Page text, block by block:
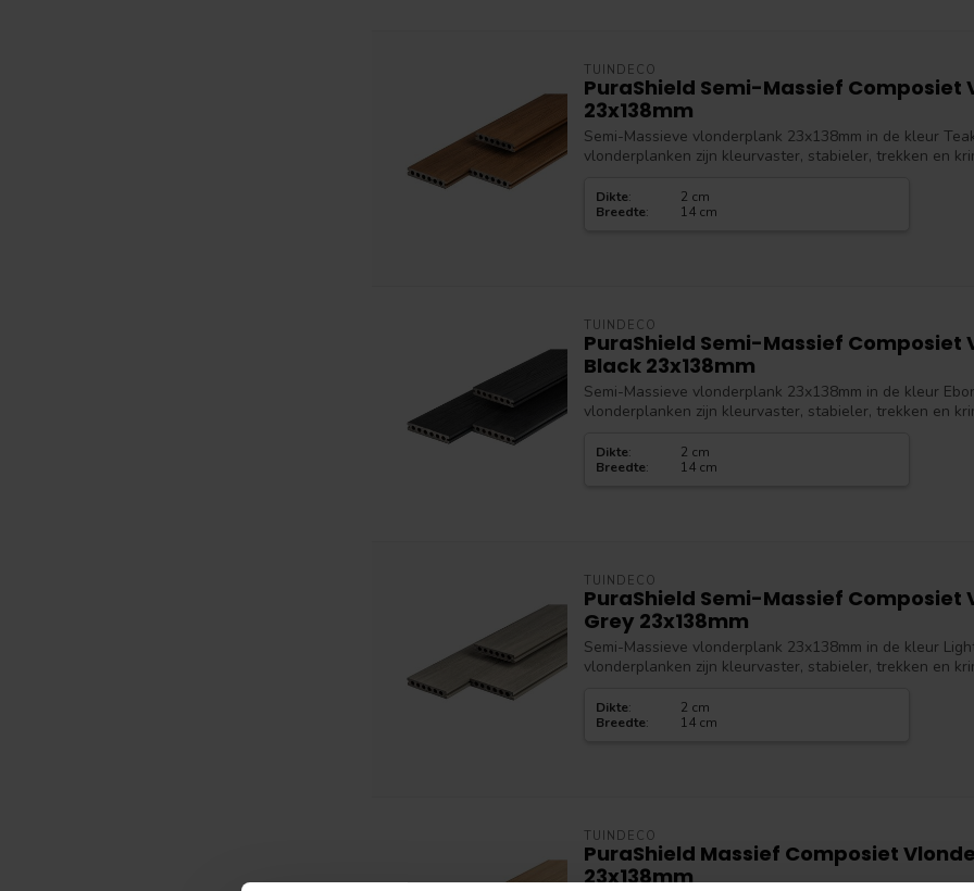
TUINDECO
PuraShield Semi-Massief Composiet
23x138mm
Semi-Massieve vlonderplank 23x138mm in de kleur
vlonderplanken zijn kleurvaster, stabieler, trekken en
Dikte:
2 cm
Breedte: 14 cm
TUINDECO
PuraShield Semi-Massief Composiet
Black 23x138mm
Semi-Massieve vlonderplank 23x138mm in de kleur
vlonderplanken zijn kleurvaster, stabieler, trekken en
Dikte:
2 cm
Breedte: 14 cm
TUINDECO
PuraShield Semi-Massief Composiet
Grey 23x138mm
Semi-Massieve vlonderplank 23x138mm in de kleur
vlonderplanken zijn kleurvaster, stabieler, trekken en
Dikte:
2 cm
Breedte: 14 cm
TUINDECO
PuraShield Massief Composiet
23x138mm